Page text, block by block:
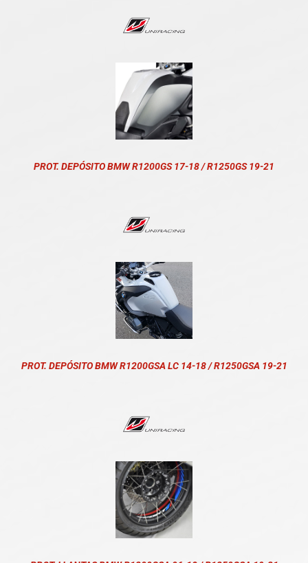
PROT. DEPÓSITO BMW R1200GS 17-18 / R1250GS 19-21
PROT. DEPÓSITO BMW R1200GSA LC 14-18 / R1250GSA 19-21